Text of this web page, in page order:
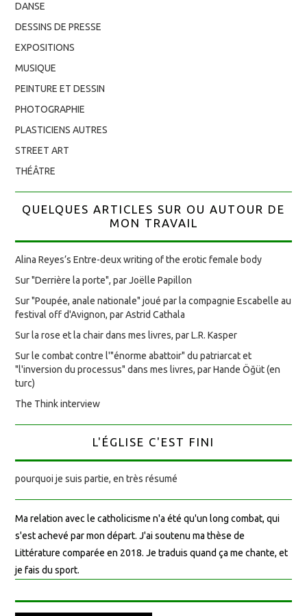
DANSE
DESSINS DE PRESSE
EXPOSITIONS
MUSIQUE
PEINTURE ET DESSIN
PHOTOGRAPHIE
PLASTICIENS AUTRES
STREET ART
THÉÂTRE
QUELQUES ARTICLES SUR OU AUTOUR DE
MON TRAVAIL
Alina Reyes’s Entre-deux writing of the erotic female body
Sur "Derrière la porte", par Joëlle Papillon
Sur "Poupée, anale nationale" joué par la compagnie Escabelle au
festival off d'Avignon, par Astrid Cathala
Sur la rose et la chair dans mes livres, par L.R. Kasper
Sur le combat contre l'"énorme abattoir" du patriarcat et
"l'inversion du processus" dans mes livres, par Hande Öğüt (en
turc)
The Think interview
L'ÉGLISE C'EST FINI
pourquoi je suis partie, en très résumé
Ma relation avec le catholicisme n'a été qu'un long combat, qui
s'est achevé par mon départ. J'ai soutenu ma thèse de
Littérature comparée en 2018. Je traduis quand ça me chante, et
je fais du sport.